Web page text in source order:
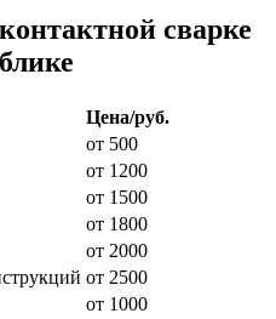
сварке
Цена/руб.
от 500
от 1200
от 1500
от 1800
от 2000
от 2500
от 1000